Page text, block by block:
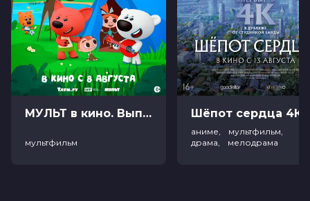
МУЛЬТ в кино. Выпуск №198. Некогда скучать (0+)
мультфильм
аниме, мультфильм,
драма, мелодрама